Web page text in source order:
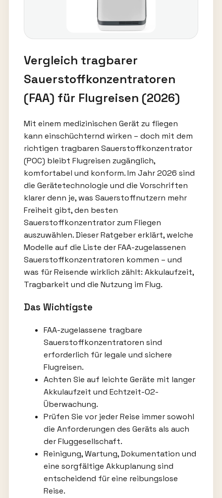
Vergleich tragbarer
Sauerstoffkonzentratoren
(FAA) für Flugreisen (2026)
Mit einem medizinischen Gerät zu fliegen
kann einschüchternd wirken – doch mit dem
richtigen tragbaren Sauerstoffkonzentrator
(POC) bleibt Flugreisen zugänglich,
komfortabel und konform. Im Jahr 2026 sind
die Gerätetechnologie und die Vorschriften
klarer denn je, was Sauerstoffnutzern mehr
Freiheit gibt, den besten
Sauerstoffkonzentrator zum Fliegen
auszuwählen. Dieser Ratgeber erklärt, welche
Modelle auf die Liste der FAA-zugelassenen
Sauerstoffkonzentratoren kommen – und
was für Reisende wirklich zählt: Akkulaufzeit,
Tragbarkeit und die Nutzung im Flug.
Das Wichtigste
FAA-zugelassene tragbare
Sauerstoffkonzentratoren sind
erforderlich für legale und sichere
Flugreisen.
Achten Sie auf leichte Geräte mit langer
Akkulaufzeit und Echtzeit-O2-
Überwachung.
Prüfen Sie vor jeder Reise immer sowohl
die Anforderungen des Geräts als auch
der Fluggesellschaft.
Reinigung, Wartung, Dokumentation und
eine sorgfältige Akkuplanung sind
entscheidend für eine reibungslose
Reise.